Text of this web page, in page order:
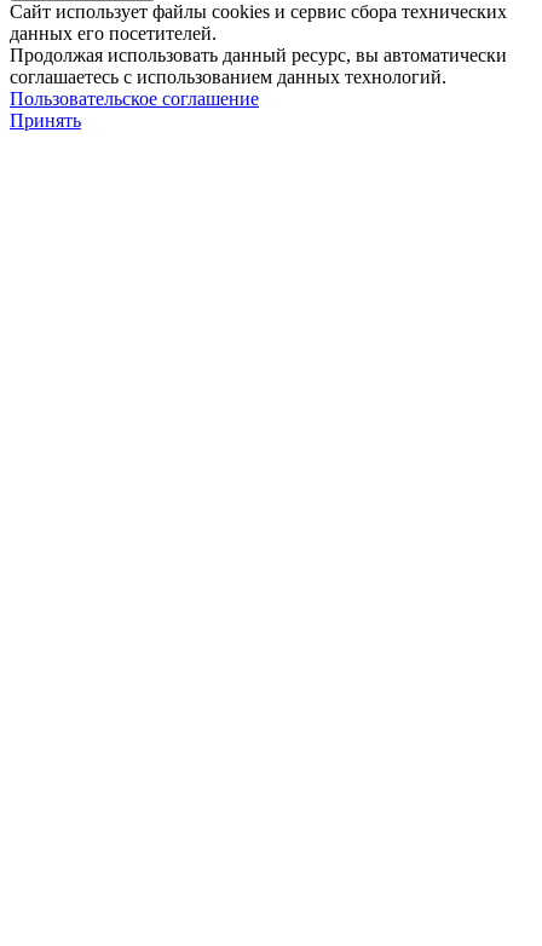
Сайт использует файлы cookies и сервис сбора технических
данных его посетителей.
Продолжая использовать данный ресурс, вы автоматически
соглашаетесь с использованием данных технологий.
Пользовательское соглашение
Принять